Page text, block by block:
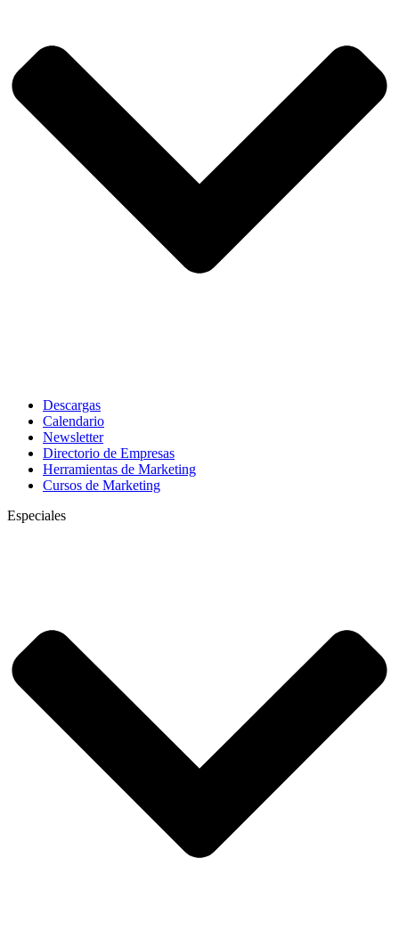
Descargas
Calendario
Newsletter
Directorio de Empresas
Herramientas de Marketing
Cursos de Marketing
Especiales